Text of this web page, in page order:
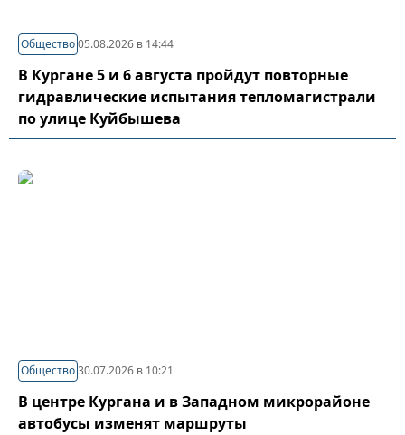
Общество05.08.2026 в 14:44
В Кургане 5 и 6 августа пройдут повторные
гидравлические испытания тепломагистрали
по улице Куйбышева
Общество30.07.2026 в 10:21
В центре Кургана и в Западном микрорайоне
автобусы изменят маршруты